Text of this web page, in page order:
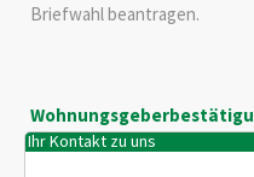
Briefwahl beantragen.
Ihr Kontakt zu uns